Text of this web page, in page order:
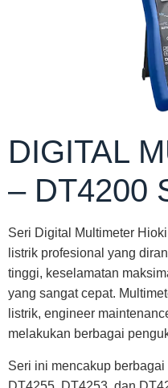
DIGITAL
– DT4200
Seri Digital Multimeter
listrik profesional yang
tinggi, keselamatan
yang sangat cepat.
listrik, engineer
melakukan berbagai
Seri ini mencakup